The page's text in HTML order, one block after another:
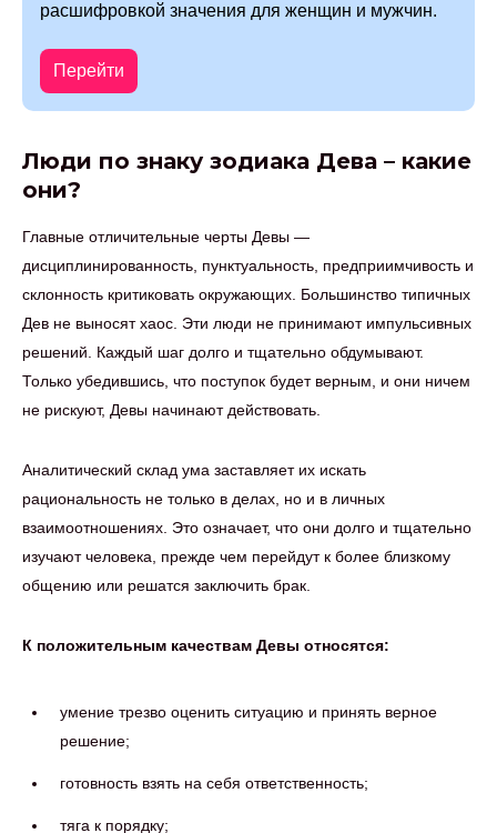
расшифровкой значения для женщин и мужчин.
Перейти
Люди по знаку зодиака Дева – какие
они?
Главные отличительные черты Девы —
дисциплинированность, пунктуальность, предприимчивость и
склонность критиковать окружающих. Большинство типичных
Дев не выносят хаос. Эти люди не принимают импульсивных
решений. Каждый шаг долго и тщательно обдумывают.
Только убедившись, что поступок будет верным, и они ничем
не рискуют, Девы начинают действовать.
Аналитический склад ума заставляет их искать
рациональность не только в делах, но и в личных
взаимоотношениях. Это означает, что они долго и тщательно
изучают человека, прежде чем перейдут к более близкому
общению или решатся заключить брак.
К положительным качествам Девы относятся:
умение трезво оценить ситуацию и принять верное
решение;
готовность взять на себя ответственность;
тяга к порядку;